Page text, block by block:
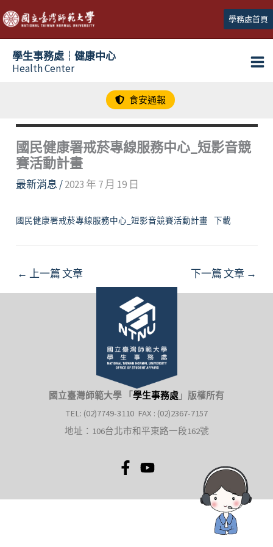
跳
至
主
學務處首頁
學生事務處┆健康中心
Health Center
食安通報
國民健康署戒菸專線服務中心_短影音競
賽活動計畫
最新消息 /2023 年 7 月 19 日
國民健康署戒菸專線服務中心_短影音競賽活動計畫 下載
← 上一篇 文章 下一篇 文章 →
國立臺灣師範大學 「 學生事務處 」 版權所有
TEL: (02)7749-3110 FAX : (02)2367-7157
地址：106台北市和平東路一段162號